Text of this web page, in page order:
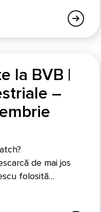
la BVB |
–
de mai jos
folosită…